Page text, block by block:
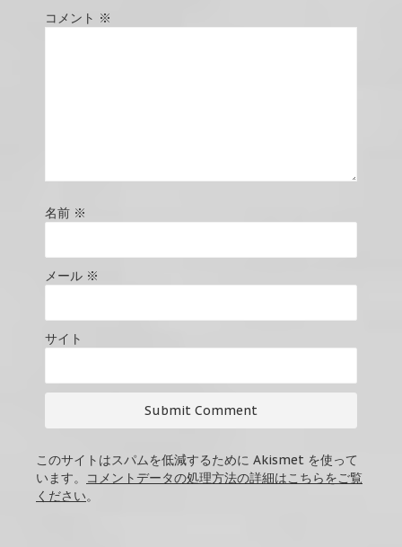
コメント ※
名前 ※
メール ※
サイト
このサイトはスパムを低減するために Akismet を使って
います。
コメントデータの処理方法の詳細はこちらをご覧
ください。